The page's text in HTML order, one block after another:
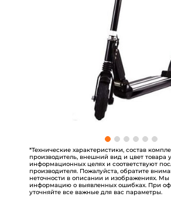
*Технические характеристики, состав
производитель, внешний вид и цвет товара
информационных целях и соответствуют
производителя. Пожалуйста, обратите
неточности в описании и изображениях. Мы
информацию о выявленных ошибках. При
уточняйте все важные для вас параметры.